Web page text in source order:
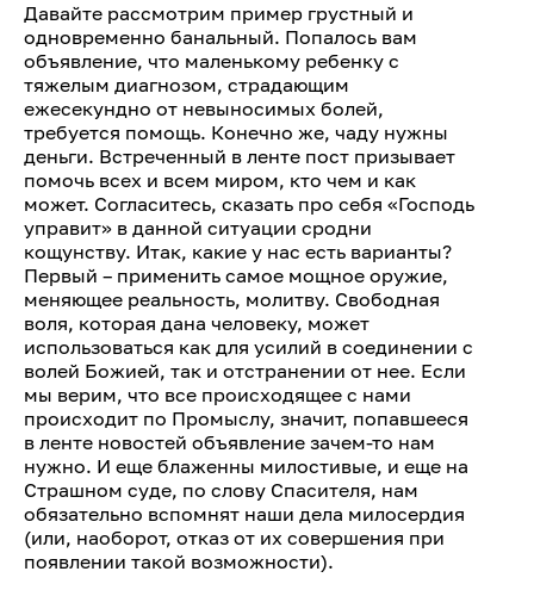
Давайте рассмотрим пример грустный и
одновременно банальный. Попалось вам
объявление, что маленькому ребенку с
тяжелым диагнозом, страдающим
ежесекундно от невыносимых болей,
требуется помощь. Конечно же, чаду нужны
деньги. Встреченный в ленте пост призывает
помочь всех и всем миром, кто чем и как
может. Согласитесь, сказать про себя «Господь
управит» в данной ситуации сродни
кощунству. Итак, какие у нас есть варианты?
Первый – применить самое мощное оружие,
меняющее реальность, молитву. Свободная
воля, которая дана человеку, может
использоваться как для усилий в соединении с
волей Божией, так и отстранении от нее. Если
мы верим, что все происходящее с нами
происходит по Промыслу, значит, попавшееся
в ленте новостей объявление зачем-то нам
нужно. И еще блаженны милостивые, и еще на
Страшном суде, по слову Спасителя, нам
обязательно вспомнят наши дела милосердия
(или, наоборот, отказ от их совершения при
появлении такой возможности).